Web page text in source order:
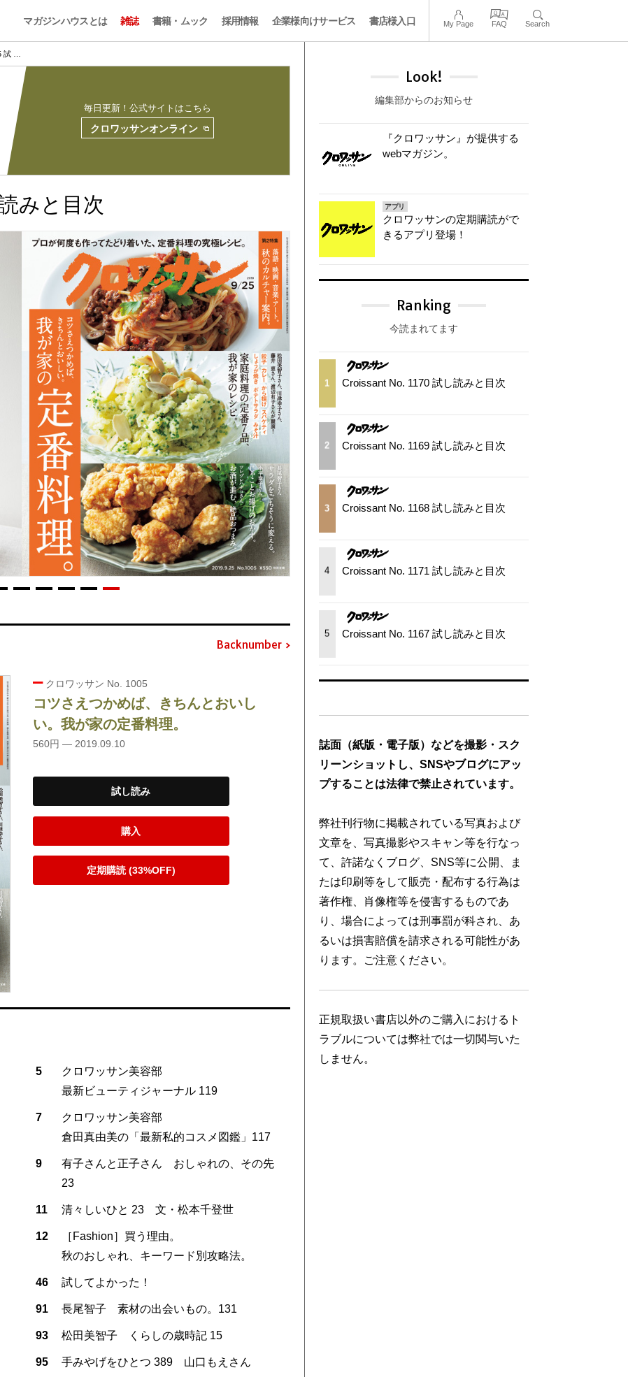
マガジンハウスとは 雑誌 書籍・ムック 採用情報 企業様向けサービス 書店様入口 My Page FAQ Search
試 …
毎日更新！公式サイトはこちら
クロワッサンオンライン
みと目次
Backnumber
クロワッサン No. 1005
コツさえつかめば、きちんとおいし
い。我が家の定番料理。
560円 — 2019.09.10
試し読み
購入
定期購読 (33%OFF)
5
クロワッサン美容部
最新ビューティジャーナル 119
7
クロワッサン美容部
倉田真由美の「最新私的コスメ図鑑」117
9
有子さんと正子さん おしゃれの、その先
23
11 清々しいひと 23 文・松本千登世
12
［Fashion］買う理由。
秋のおしゃれ、キーワード別攻略法。
46 試してよかった！
91 長尾智子 素材の出会いもの。131
93 松田美智子 くらしの歳時記 15
95 手みやげをひとつ 389 山口もえさん
Look!
編集部からのお知らせ
『クロワッサン』が提供する
webマガジン。
アプリ
クロワッサンの定期購読がで
きるアプリ登場！
Ranking
今読まれてます
1 Croissant No. 1170 試し読みと目次
2 Croissant No. 1169 試し読みと目次
3 Croissant No. 1168 試し読みと目次
4 Croissant No. 1171 試し読みと目次
5 Croissant No. 1167 試し読みと目次
誌面（紙版・電子版）などを撮影・スク
リーンショットし、SNSやブログにアッ
プすることは法律で禁止されています。
弊社刊行物に掲載されている写真および
文章を、写真撮影やスキャン等を行なっ
て、許諾なくブログ、SNS等に公開、ま
たは印刷等をして販売・配布する行為は
著作権、肖像権等を侵害するものであ
り、場合によっては刑事罰が科され、あ
るいは損害賠償を請求される可能性があ
ります。ご注意ください。
正規取扱い書店以外のご購入におけるト
ラブルについては弊社では一切関与いた
しません。